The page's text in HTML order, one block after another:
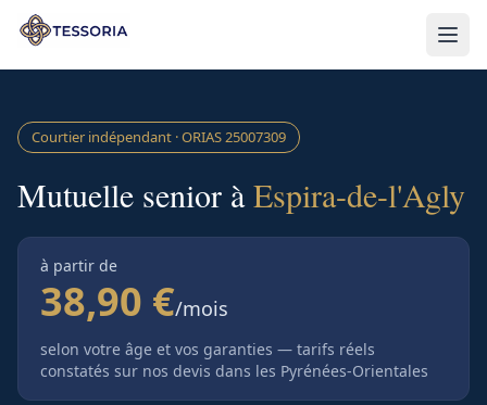
Aller au contenu principal
Courtier indépendant · ORIAS25007309
Mutuelle senior àEspira-de-l'Agly
à partir de
38,90 €/mois
selon votre âge et vos garanties — tarifs réels
constatés sur nos devis dans les Pyrénées-Orientales